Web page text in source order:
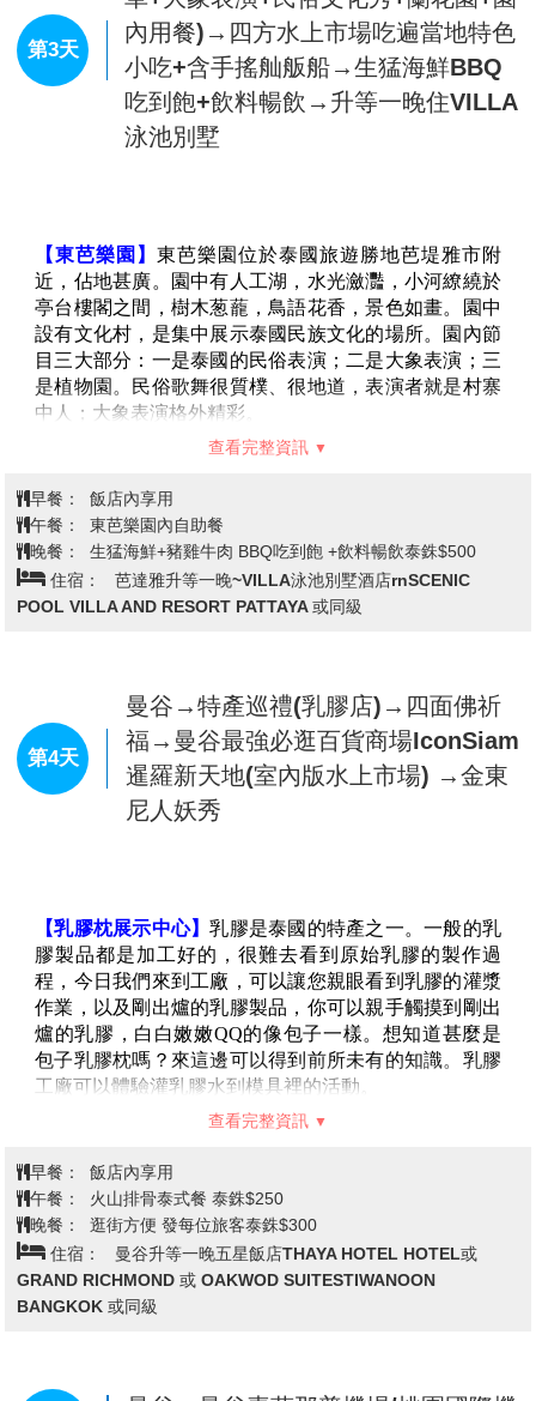
第2天
搭一次，如不參加視同放棄且不得轉
讓)→漫遊紙醉金迷夜生活 Walking
Street芭達雅步行街→Terminal21環
遊世界主題百貨公司
【金色沙灘俱樂部】 玩樂休閒一體的綜合型沙灘俱樂
部，水上活動及陸上豐富活動讓芭達雅的海濱時光歡樂
又愜意。
(1)水上活動 3項 ：水上摩托車、香蕉船、沙發艇 (每人
限玩壹次，不參加者不可轉讓他，亦不可退費）
(2)水上活動用具 6項 ：潛水鏡+呼吸管、花式橡膠圈套
裝（鴨子、天鵝）、游泳圈、色彩游泳圈、皮划艇、槳
(3) 陸上活動 7項 （請自行使用設施）：
眼前的大海讓您的身心好好的休息
沙灘排球：大家一起組隊在沙灘上揮灑汗水享受年輕活
力的激放
沙灘足球：您可以試試看在沙灘上踢足球，保證讓你香
汗淋漓
FREE WIFI：讓您在沙灘上也可上傳給親朋好友一同歡
休閒麻將：悠閒的時光可以找幾位朋友陪您試試手氣
兒童專用戲沙玩具：讓您的小朋友也可在沙灘上開心推
沙堡
特別為您貼心準備讓您透沁涼：當季新鮮水果、清涼椰
▲休息區提供免費換衣及廁所，沖水洗澡每人30泰銖。
▲為了您的安全，請配合導遊和領隊宣達的相關注意事
項，且務必穿上救生衣，謝謝合作！
▲旅客於離島或酒店泳池或海邊參與水上活動時，請注
意自身建康及安全，
▲參加水上活動時敬請穿救生衣，患有高血壓、心臟衰
弱、癲癇、剛動完手術、酒醉、孕婦、60歲以上年長者
素，俱樂部有權禁止遊客下海遊玩，尚請鑑諒。
※註:水上活動僅適用於120公分以上旅客參加；且因保
險涵蓋年齡規範，超過60歲的旅客無法參與。
※註2：水上活動每人僅限玩一次，如不遊玩視同放棄
且不得轉讓他人。
*如遇金色沙灘俱樂部臨時關閉，則更改為翡翠灣海天
查看完整資訊
早餐：
飯店內享用
午餐：
泰式風味餐 泰銖$250
晚餐：
逛街方便 敬請自理
住宿：
芭達亞四星精品飯店 ~ Manhattan Hotel 或 Paragon
Grand Resort 或 SN Connx 或 The Siamese Hotel by Pcl 或
Blue Boat Design Hotel（Blue Boat Hotel JC）或同級
芭達雅→東芭樂園體驗泰國文化(遊園
車+大象表演+民俗文化秀+蘭花園+園
內用餐)→四方水上市場吃遍當地特色
小吃+含手搖舢舨船→生猛海鮮BBQ
【東芭樂園】東芭樂園位於泰國旅遊勝地芭堤雅市附
近，佔地甚廣。園中有人工湖，水光瀲灩，小河繚繞於
亭台樓閣之間，樹木葱蘢，鳥語花香，景色如畫。園中
設有文化村，是集中展示泰國民族文化的場所。園內節
目三大部分：一是泰國的民俗表演；二是大象表演；三
中人；大象表演格外精彩。
東芭樂園是一個私人林園，創辦人是一位泰籍華人王金
亮先生，是泰國十大首富之一。王金亮先生原本只開辦
了一個植物園，在一個偶然的機會，泰國王后看到了王
金亮種植的花卉十分美麗，於是邀請王金亮到皇宮種植
花草，當提出給他報酬時，王金亮選擇了要皇家的一片
查看完整資訊
早餐： 飯店內享用
午餐：
東芭樂園內自助餐
晚餐： 生猛海鮮+豬雞牛肉 BBQ吃到飽 +飲料暢飲泰銖$500